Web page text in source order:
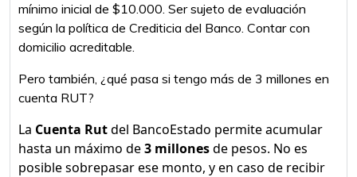
mínimo inicial de $10.000. Ser sujeto de evaluación
según la política de Crediticia del Banco. Contar con
domicilio acreditable.
Pero también, ¿qué pasa si tengo más de 3 millones en
cuenta RUT?
La Cuenta Rutdel BancoEstado permite acumular
hasta un máximo de3 millonesde pesos. No es
posible sobrepasar ese monto, y en caso de recibir